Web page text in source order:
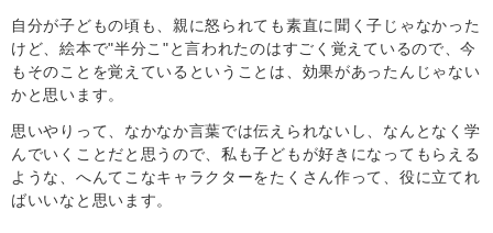
自分が子どもの頃も、親に怒られても素直に聞く子じゃなかった
けど、絵本で"半分こ"と言われたのはすごく覚えているので、今
もそのことを覚えているということは、効果があったんじゃない
かと思います。
思いやりって、なかなか言葉では伝えられないし、なんとなく学
んでいくことだと思うので、私も子どもが好きになってもらえる
ような、へんてこなキャラクターをたくさん作って、役に立てれ
ばいいなと思います。